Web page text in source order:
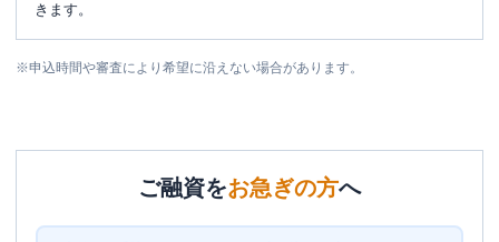
きます。
※申込時間や審査により希望に沿えない場合があります。
ご融資をお急ぎの方へ